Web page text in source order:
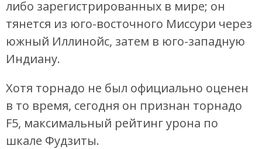
либо зарегистрированных в мире; он
тянется из юго-восточного Миссури через
южный Иллинойс, затем в юго-западную
Индиану.
Хотя торнадо не был официально оценен
в то время, сегодня он признан торнадо
F5, максимальный рейтинг урона по
шкале Фудзиты.